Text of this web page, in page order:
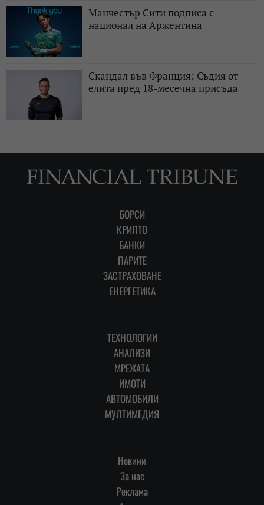
Манчестър Сити подписа с
национал на Аржентина
Скандал във Франция: Съдия от
елита пред 18-месечна присъда
БОРСИ
КРИПТО
БАНКИ
ПАРИТЕ
ЗАСТРАХОВАНЕ
ЕНЕРГЕТИКА
ТЕХНОЛОГИИ
АНАЛИЗИ
МРЕЖАТА
ИМОТИ
АВТОМОБИЛИ
МУЛТИМЕДИЯ
Новини
За нас
Реклама